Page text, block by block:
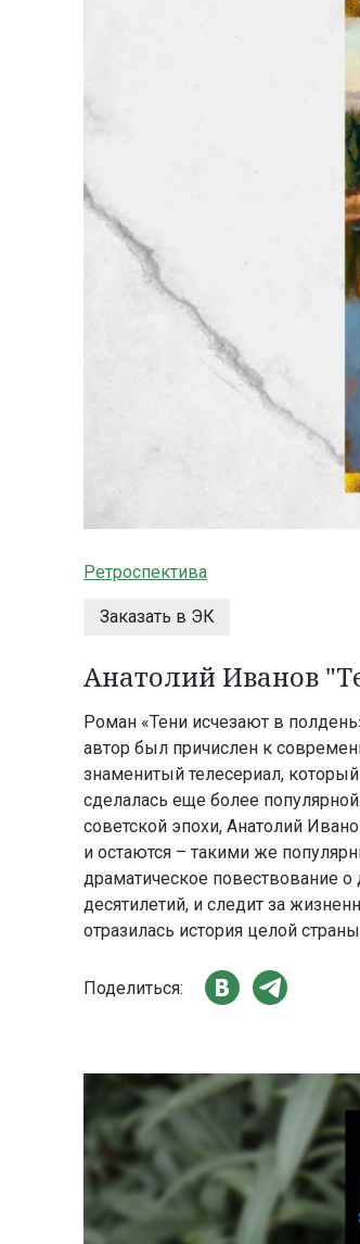
Ретроспектива
Заказать в ЭК
Анатолий Иванов
Роман «Тени исчезают в
автор был причислен к
знаменитый телесериал,
сделалась еще более
советской эпохи, Анатолий
и остаются – такими же
драматическое повествование
десятилетий, и следит за
отразилась история целой
Поделиться: